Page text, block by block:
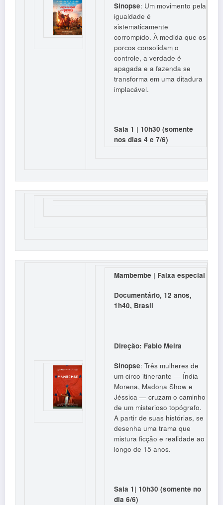
Sinopse: Um movimento pela
igualdade é
sistematicamente
corrompido. À medida que os
porcos consolidam o
controle, a verdade é
apagada e a fazenda se
transforma em uma ditadura
implacável.
Sala 1 | 10h30 (somente
nos dias 4 e 7/6)
Mambembe | Faixa especial
Documentário, 12 anos,
1h40, Brasil
Direção: Fabio Meira
Sinopse: Três mulheres de
um circo itinerante — Índia
Morena, Madona Show e
Jéssica — cruzam o caminho
de um misterioso topógrafo.
A partir de suas histórias, se
desenha uma trama que
mistura ficção e realidade ao
longo de 15 anos.
Sala 1| 10h30 (somente no
dia 6/6)